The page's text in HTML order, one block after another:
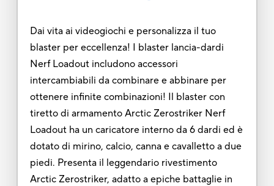
Dai vita ai videogiochi e personalizza il tuo
blaster per eccellenza! I blaster lancia-dardi
Nerf Loadout includono accessori
intercambiabili da combinare e abbinare per
ottenere infinite combinazioni! Il blaster con
tiretto di armamento Arctic Zerostriker Nerf
Loadout ha un caricatore interno da 6 dardi ed è
dotato di mirino, calcio, canna e cavalletto a due
piedi. Presenta il leggendario rivestimento
Arctic Zerostriker, adatto a epiche battaglie in